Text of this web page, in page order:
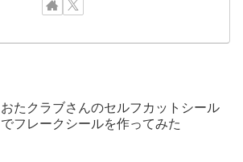
おたクラブさんのセルフカットシール
でフレークシールを作ってみた